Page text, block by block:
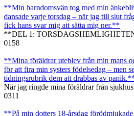
**Min barndomsvän tog med min
dansade varje torsdag – när jag till slut
fick hans svar mig att sätta mig ner.**
**DEL 1:
0158
**Mina föräldrar uteblev från min mans
för att fira min systers födelsedag – men
tidningsrubrik dem att drabbas av
När jag ringde mina föräldrar från
0311
**På min dotters 18-årsdag